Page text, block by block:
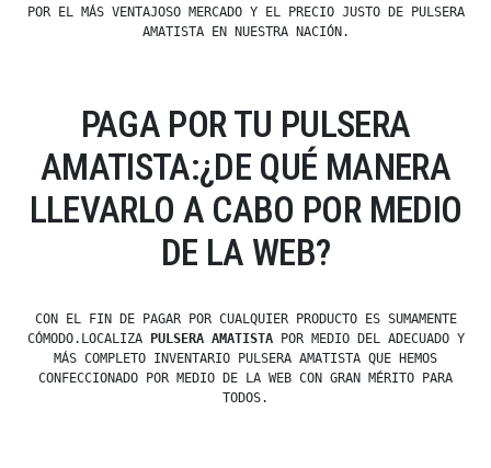
POR EL MÁS VENTAJOSO MERCADO Y EL PRECIO JUSTO DE PULSERA
AMATISTA EN NUESTRA NACIÓN.
PAGA POR TU PULSERA
AMATISTA:¿DE QUÉ MANERA
LLEVARLO A CABO POR MEDIO
DE LA WEB?
CON EL FIN DE PAGAR POR CUALQUIER PRODUCTO ES SUMAMENTE
CÓMODO.LOCALIZA
PULSERA AMATISTAPOR MEDIO DEL ADECUADO Y
MÁS COMPLETO INVENTARIO PULSERA AMATISTA QUE HEMOS
CONFECCIONADO POR MEDIO DE LA WEB CON GRAN MÉRITO PARA
TODOS.